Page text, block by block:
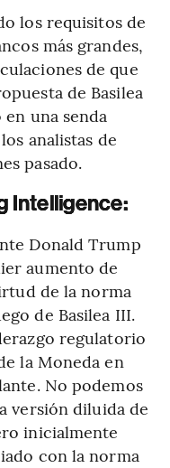
los requisitos de
más grandes,
de que
de Basilea
una senda
analistas de
pasado.
Intelligence:
Donald Trump
aumento de
de la norma
de Basilea III.
regulatorio
la Moneda en
No podemos
versión diluida de
inicialmente
con la norma